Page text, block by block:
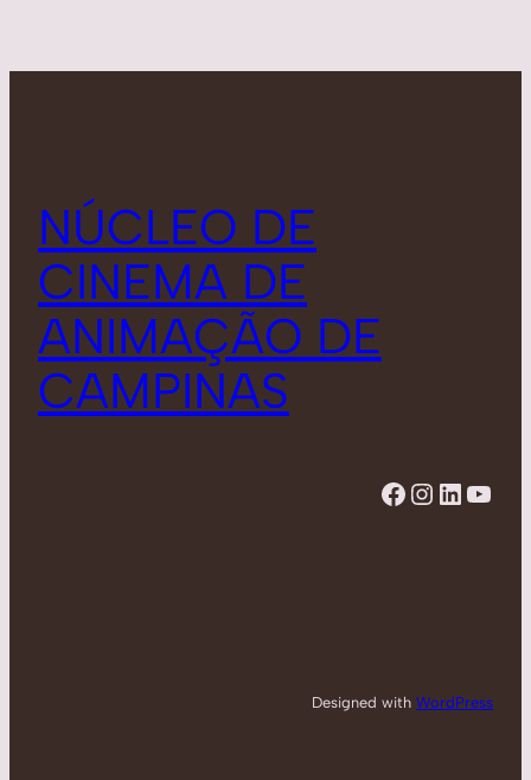
NÚCLEO DE
CINEMA DE
ANIMAÇÃO DE
CAMPINAS
Facebook Instagram LinkedIn YouTube
Designed with WordPress